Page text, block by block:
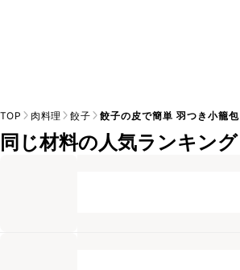
TOP 肉料理 餃子 餃子の皮で簡単 羽つき小籠包
同じ材料の人気ランキング